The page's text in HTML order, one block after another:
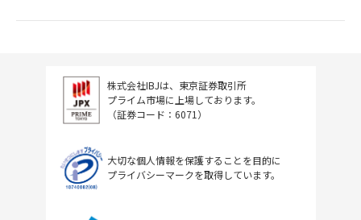
株式会社IBJは、東京証券取引所
プライム市場に上場しております。
（証券コード：6071）
大切な個人情報を保護することを目的に
プライバシーマークを取得しています。